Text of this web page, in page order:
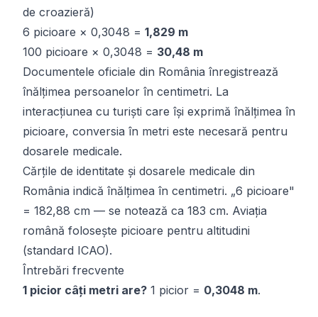
de croazieră)
6 picioare × 0,3048 = 1,829 m
100 picioare × 0,3048 = 30,48 m
Documentele oficiale din România înregistrează
înălțimea persoanelor în centimetri. La
interacțiunea cu turiști care își exprimă înălțimea în
picioare, conversia în metri este necesară pentru
dosarele medicale.
Cărțile de identitate și dosarele medicale din
România indică înălțimea în centimetri. „6 picioare"
= 182,88 cm — se notează ca 183 cm. Aviația
română folosește picioare pentru altitudini
(standard ICAO).
Întrebări frecvente
1 picior câți metri are? 1 picior = 0,3048 m.